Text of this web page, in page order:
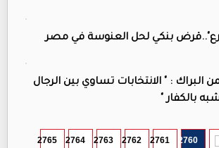
بنكي لحل العنوسة في مصر
البراك : " الانتخابات تساوي بين الرجال
بالكفار "
2760
2761
2762
2763
2764
2765